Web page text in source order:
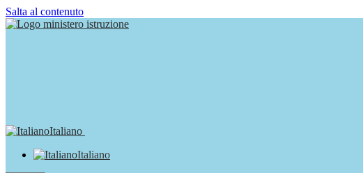
Salta al contenuto
Italiano
Italiano